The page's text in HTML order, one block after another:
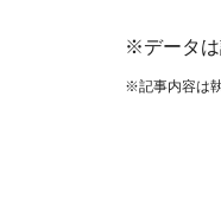
※データは
※記事内容は